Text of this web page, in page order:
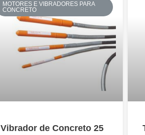
MOTORES E VIBRADORES PARA
CONCRETO
Vibrador de Concreto 25